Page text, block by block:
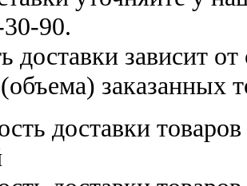
90.
доставки зависит
заказанных
доставки